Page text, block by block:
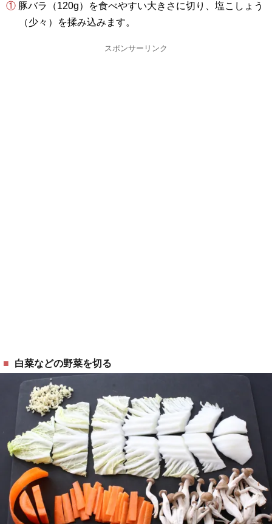
① 豚バラ（120g）を食べやすい大きさに切り、塩こしょう
（少々）を揉み込みます。
スポンサーリンク
白菜などの野菜を切る